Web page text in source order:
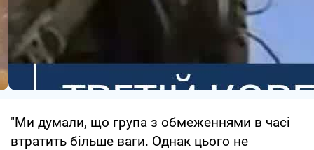
"Ми думали, що група з обмеженнями в часі
втратить більше ваги. Однак цього не